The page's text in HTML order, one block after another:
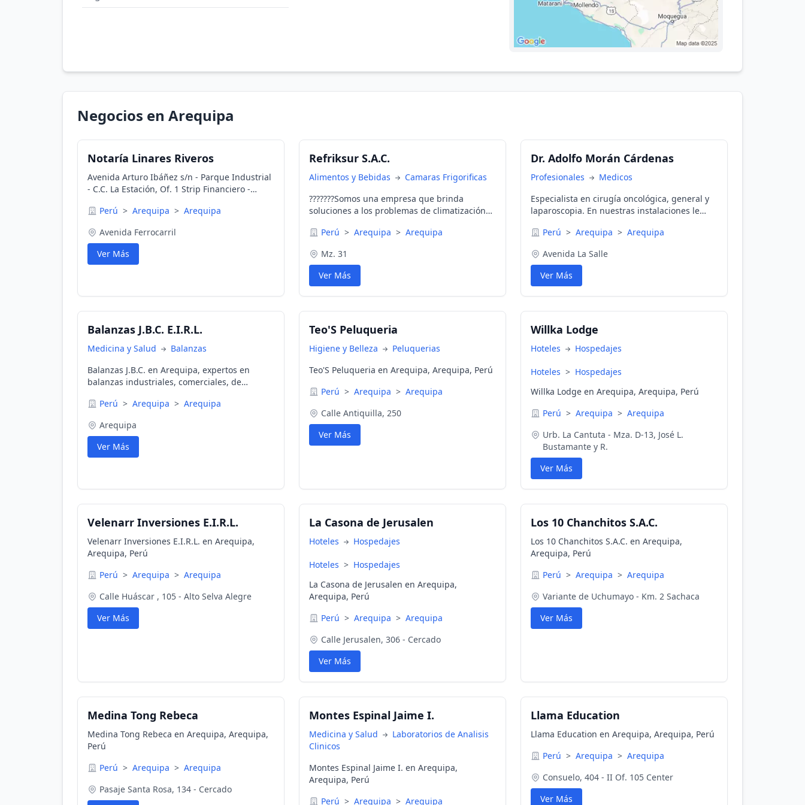
Negocios en Arequipa
Notaría Linares Riveros
Avenida Arturo Ibáñez s/n - Parque Industrial
- C.C. La Estación, Of. 1 Strip Financiero -
Perú > Arequipa > Arequipa
Avenida Ferrocarril
Ver Más
Refriksur S.A.C.
Alimentos y Bebidas
Camaras Frigorificas
???????Somos una empresa que brinda
soluciones a los problemas de climatización
procesos industriales y salud de las personas,
requeridas satisfaciendo las necesidades de
nuestros clientes al mejor costo y de manera
efectiva.
Perú > Arequipa > Arequipa
Mz. 31
Ver Más
Dr. Adolfo Morán Cárdenas
Profesionales
Medicos
Especialista en cirugía oncológica, general y
laparoscopia. En nuestras instalaciones le
de emergencia, colecistitis, apendicitis,
abdominales, sangrado digestivo, biopsias,
ganglios, tumores en general. Contamos con
el DR. ADOLFO MORÁN CÁRDENAS, que es
profesional en cirugía general y laparoscópica
Perú > Arequipa > Arequipa
Avenida La Salle
Ver Más
Balanzas J.B.C. E.I.R.L.
Medicina y Salud
Balanzas
Balanzas J.B.C. en Arequipa, expertos en
balanzas industriales, comerciales, de
garantizado.
Perú > Arequipa > Arequipa
Arequipa
Ver Más
Teo'S Peluqueria
Higiene y Belleza
Peluquerias
Teo'S Peluqueria en Arequipa, Arequipa, Perú
Perú > Arequipa > Arequipa
Calle Antiquilla, 250
Ver Más
Willka Lodge
Hoteles Hospedajes
Hoteles > Hospedajes
Willka Lodge en Arequipa, Arequipa, Perú
Perú > Arequipa > Arequipa
Urb. La Cantuta - Mza. D-13, José L.
Bustamante y R.
Ver Más
Velenarr Inversiones E.I.R.L.
Velenarr Inversiones E.I.R.L. en Arequipa,
Arequipa, Perú
Perú > Arequipa > Arequipa
Calle Huáscar , 105 - Alto Selva Alegre
Ver Más
La Casona de Jerusalen
Hoteles Hospedajes
Hoteles > Hospedajes
La Casona de Jerusalen en Arequipa,
Arequipa, Perú
Perú > Arequipa > Arequipa
Calle Jerusalen, 306 - Cercado
Ver Más
Los 10 Chanchitos S.A.C.
Los 10 Chanchitos S.A.C. en Arequipa,
Arequipa, Perú
Perú > Arequipa > Arequipa
Variante de Uchumayo - Km. 2 Sachaca
Ver Más
Medina Tong Rebeca
Medina Tong Rebeca en Arequipa, Arequipa,
Perú
Perú > Arequipa > Arequipa
Pasaje Santa Rosa, 134 - Cercado
Montes Espinal Jaime I.
Medicina y Salud
Laboratorios de Analisis
Clinicos
Montes Espinal Jaime I. en Arequipa,
Arequipa, Perú
Perú > Arequipa > Arequipa
Llama Education
Llama Education en Arequipa, Arequipa, Perú
Perú > Arequipa > Arequipa
Consuelo, 404 - II Of. 105 Center
Ver Más